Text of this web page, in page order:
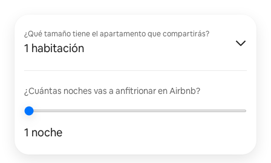
¿Qué tamaño tiene el apartamento que compartirás?
1 habitación
¿Cuántas noches vas a anfitrionar en Airbnb?
1 noche